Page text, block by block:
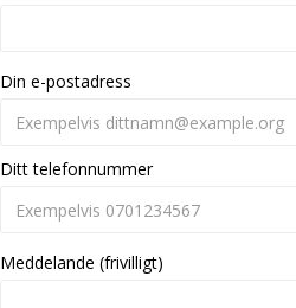
Din e-postadress
Ditt telefonnummer
Meddelande (frivilligt)